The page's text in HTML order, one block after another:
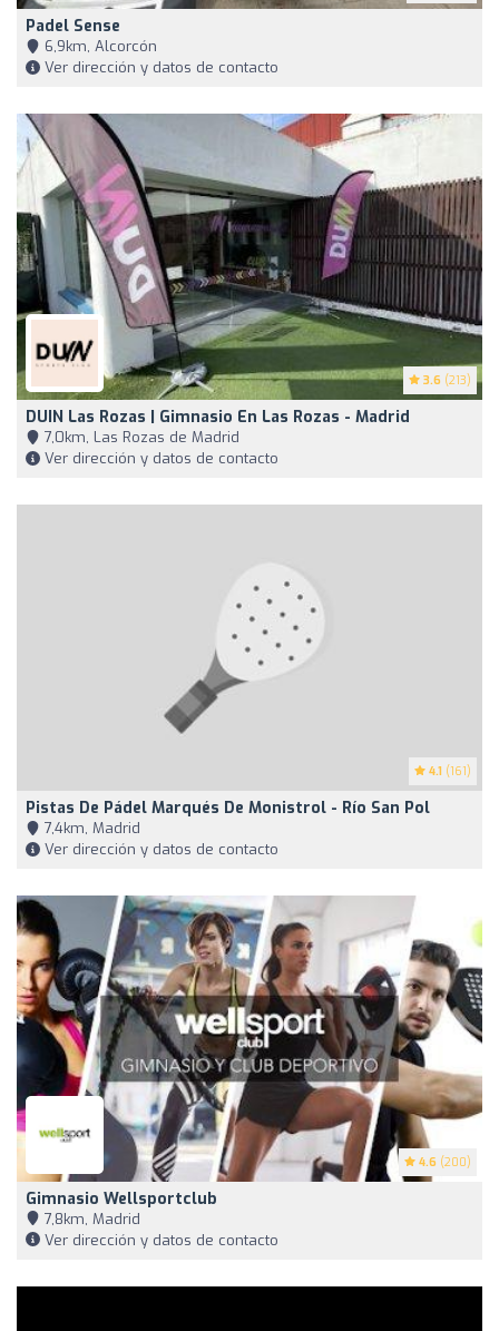
Padel Sense
6,9km, Alcorcón
Ver dirección y datos de contacto
3.6 (213)
DUIN Las Rozas | Gimnasio En Las Rozas - Madrid
7,0km, Las Rozas de Madrid
Ver dirección y datos de contacto
4.1 (161)
Pistas De Pádel Marqués De Monistrol - Río San Pol
7,4km, Madrid
Ver dirección y datos de contacto
4.6 (200)
Gimnasio Wellsportclub
7,8km, Madrid
Ver dirección y datos de contacto